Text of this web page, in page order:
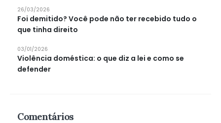
Foi demitido? Você pode não ter recebido tudo o
que tinha direito
26/03/2026
Violência doméstica: o que diz a lei e como se
defender
03/01/2026
Comentários